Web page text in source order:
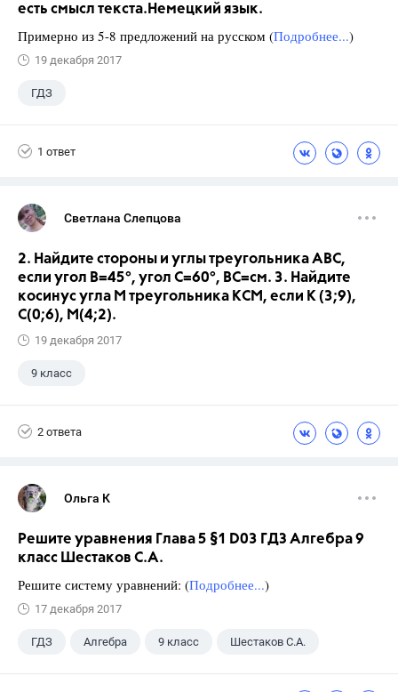
есть смысл текста.Немецкий язык.
Примерно из 5-8 предложений на русском (Подробнее...)
19 декабря 2017
ГДЗ
1 ответ
Светлана Слепцова
2. Найдите стороны и углы треугольника АВС,
если угол В=45°, угол С=60°, ВС=см. 3. Найдите
косинус угла М треугольника КСМ, если К (3;9),
С(0;6), М(4;2).
19 декабря 2017
9 класс
2 ответа
Ольга К
Решите уравнения Глава 5 §1 D03 ГДЗ Алгебра 9
класс Шестаков С.А.
Решите систему уравнений: (Подробнее...)
17 декабря 2017
ГДЗ Алгебра 9 класс Шестаков С.А.